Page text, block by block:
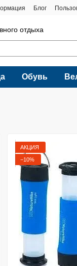
Блог
отдыха
Обувь
АКЦИЯ
−10%